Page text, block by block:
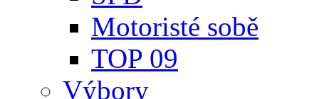
Motoristé sobě
TOP 09
Výbory